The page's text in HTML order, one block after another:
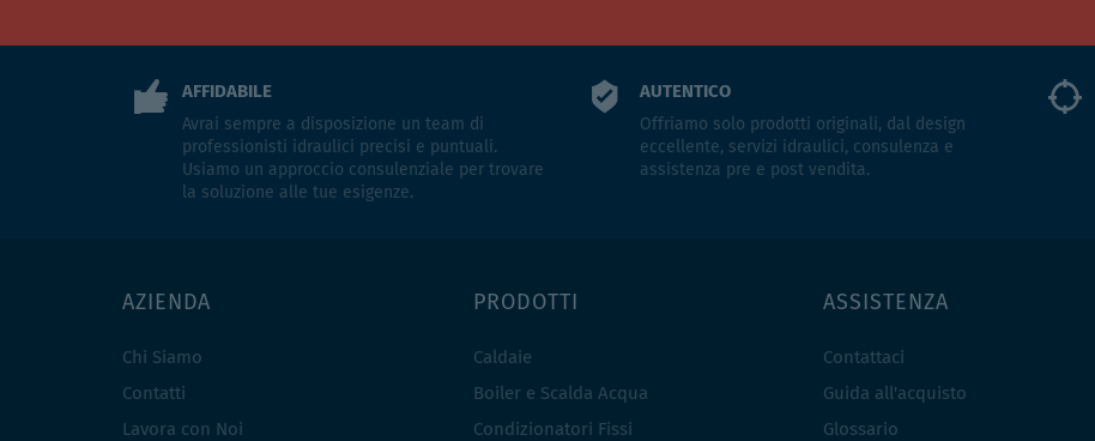
AFFIDABILE
Avrai sempre a disposizione un team di
professionisti idraulici precisi e puntuali.
Usiamo un approccio consulenziale per trovare
la soluzione alle tue esigenze.
AUTENTICO
Offriamo solo prodotti originali, dal design
eccellente, servizi idraulici, consulenza e
assistenza pre e post vendita.
AZIENDA
Chi Siamo
Contatti
Lavora con Noi
PRODOTTI
Caldaie
Boiler e Scalda Acqua
Condizionatori Fissi
ASSISTENZA
Contattaci
Guida all'acquisto
Glossario